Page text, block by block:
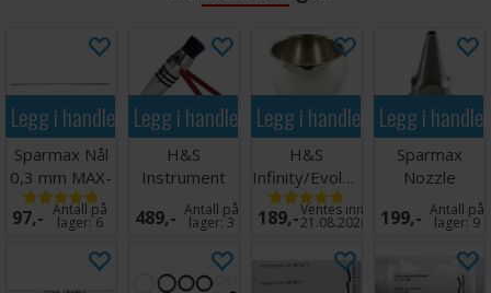
Legg i handlekurven
Sparmax Nål
0,3 mm MAX-
3
97,- Antall på
lager:6
Legg i handlekurven
H&S
Instrument
Holder CR+
489,- Antall på
lager:3
Legg i handlekurven
H&S
Infinity/Evolution
Cup 5ml
189,-Ventes inn
21.08.2026
Legg i
Sparmax
Nozzle
0,30mm MAX-
199,- Antall på
lager:9